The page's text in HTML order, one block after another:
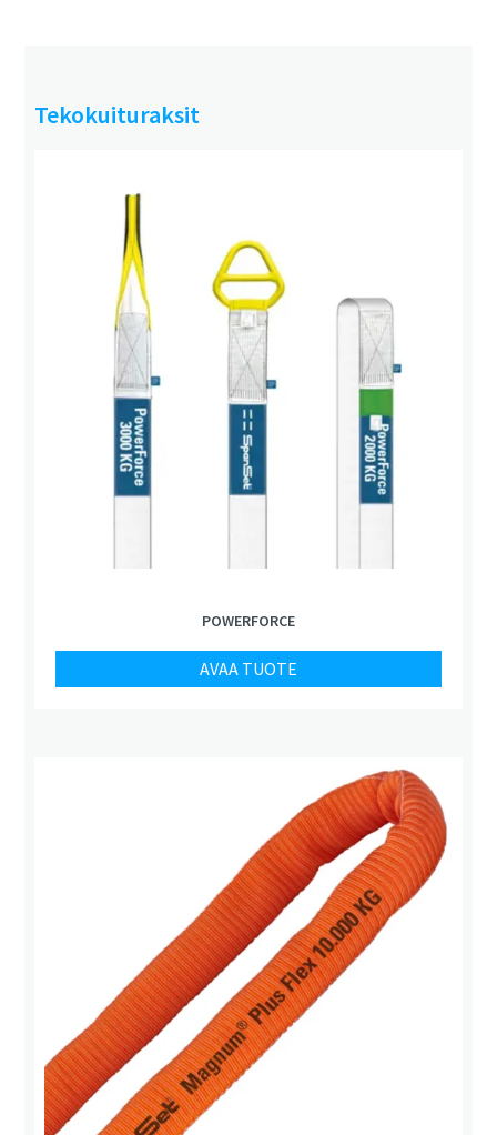
Tekokuituraksit
POWERFORCE
AVAA TUOTE